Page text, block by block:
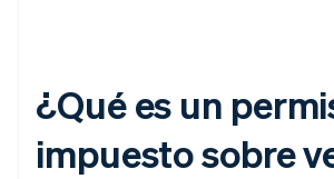
¿Qué es un
impuesto sobre